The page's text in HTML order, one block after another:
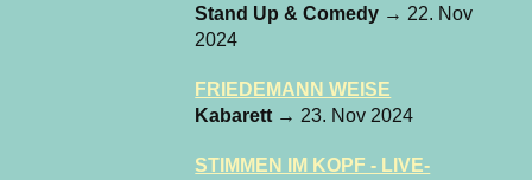
Stand Up & Comedy → 22. Nov
2024
FRIEDEMANN WEISE
Kabarett → 23. Nov 2024
STIMMEN IM KOPF - LIVE-